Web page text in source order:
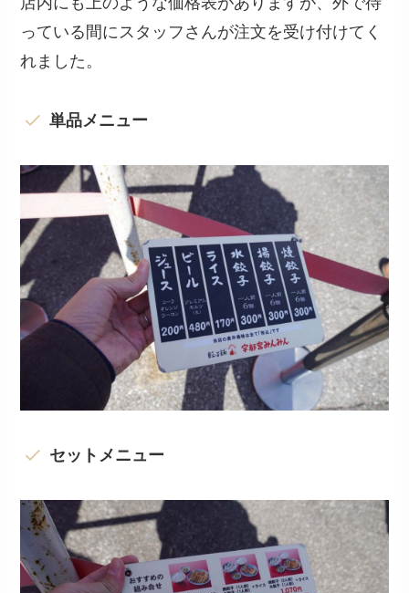
っている間にスタッフさんが注文を受け付けてく
れました。
単品メニュー
セットメニュー